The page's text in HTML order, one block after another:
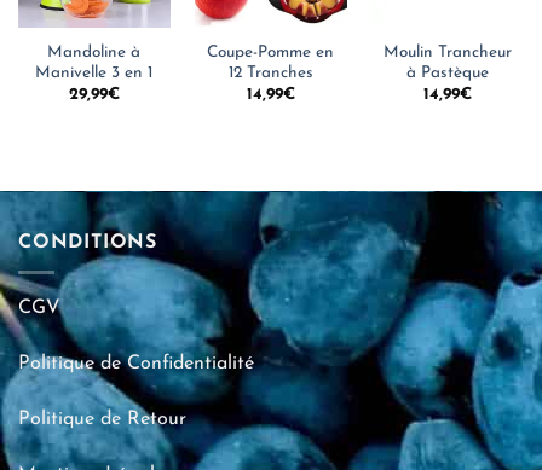
Mandoline à
Manivelle 3 en 1
29,99€
Coupe-Pomme en
12 Tranches
14,99€
Moulin Trancheur
à Pastèque
14,99€
CONDITIONS
CGV
Politique de Confidentialité
Politique de Retour